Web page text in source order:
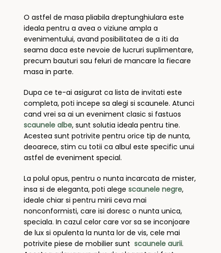
O astfel de masa pliabila dreptunghiulara este
ideala pentru a avea o viziune ampla a
evenimentului, avand posibilitatea de a iti da
seama daca este nevoie de lucruri suplimentare,
precum bauturi sau feluri de mancare la fiecare
masa in parte.
Dupa ce te-ai asigurat ca lista de invitati este
completa, poti incepe sa alegi si scaunele. Atunci
cand vrei sa ai un eveniment clasic si fastuos
scaunele albe, sunt solutia ideala pentru tine.
Acestea sunt potrivite pentru orice tip de nunta,
deoarece, stim cu totii ca albul este specific unui
astfel de eveniment special.
La polul opus, pentru o nunta incarcata de mister,
insa si de eleganta, poti alege scaunele negre,
ideale chiar si pentru mirii ceva mai
nonconformisti, care isi doresc o nunta unica,
speciala. In cazul celor care vor sa se inconjoare
de lux si opulenta la nunta lor de vis, cele mai
potrivite piese de mobilier sunt scaunele aurii.